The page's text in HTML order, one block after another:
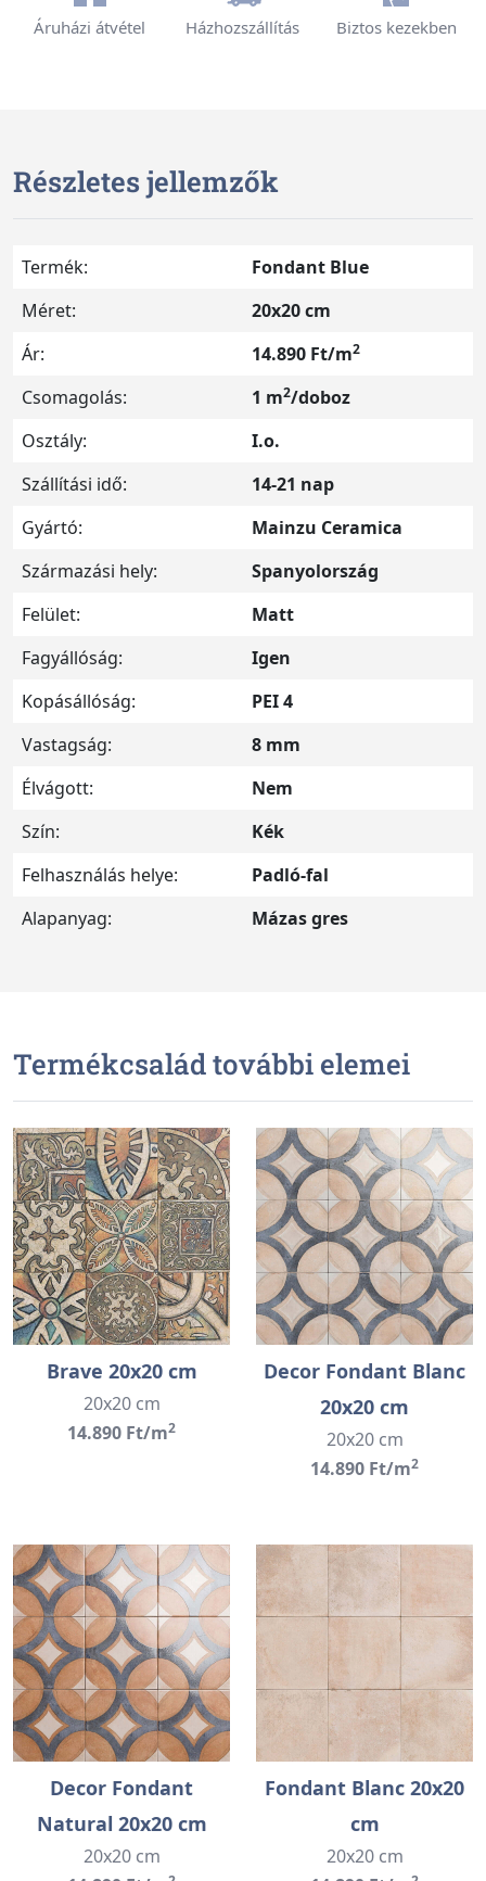
Áruházi átvétel Házhozszállítás Biztos kezekben
Részletes jellemzők
Termék:
Fondant Blue
Méret:
20x20 cm
Ár:
14.890 Ft/m2
Csomagolás: 1 m2/doboz
Osztály:
I.o.
Szállítási idő:
14-21 nap
Gyártó:
Mainzu Ceramica
Származási hely:
Spanyolország
Felület:
Matt
Fagyállóság:
Igen
Kopásállóság:
PEI 4
Vastagság:
8 mm
Élvágott:
Nem
Szín:
Kék
Felhasználás helye:
Padló-fal
Alapanyag:
Mázas gres
Termékcsalád további elemei
Brave 20x20 cm
20x20 cm
14.890 Ft/m2
Decor Fondant Blanc
20x20 cm
20x20 cm
14.890 Ft/m2
Decor Fondant
Natural 20x20 cm
20x20 cm
Fondant Blanc 20x20
cm
20x20 cm